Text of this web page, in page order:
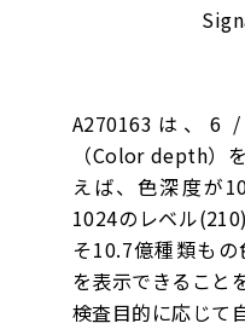
A270163は、
（Color depth）
えば、色深度が
1024のレベル
そ10.7億種類も
を表示できること
検査目的に応じて